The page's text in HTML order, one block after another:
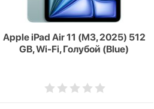
Apple iPad Air 11 (M3, 2025) 512
GB, Wi-Fi, Голубой (Blue)